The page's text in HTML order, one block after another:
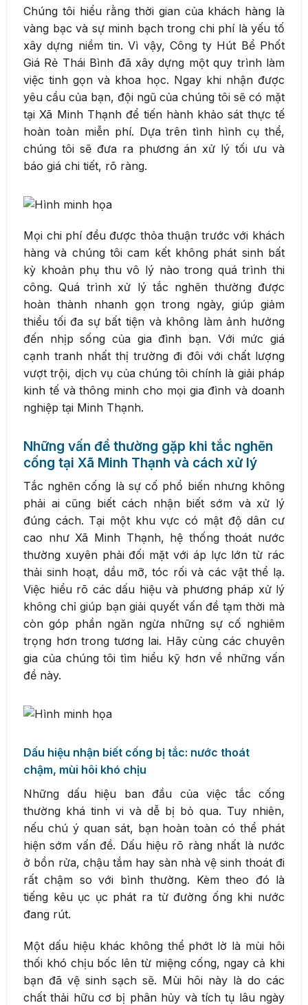
Chúng tôi hiểu rằng thời gian của khách hàng là
vàng bạc và sự minh bạch trong chi phí là yếu tố
xây dựng niềm tin. Vì vậy, Công ty Hút Bể Phốt
Giá Rẻ Thái Bình đã xây dựng một quy trình làm
việc tinh gọn và khoa học. Ngay khi nhận được
yêu cầu của bạn, đội ngũ của chúng tôi sẽ có mặt
tại Xã Minh Thạnh để tiến hành khảo sát thực tế
hoàn toàn miễn phí. Dựa trên tình hình cụ thể,
chúng tôi sẽ đưa ra phương án xử lý tối ưu và
báo giá chi tiết, rõ ràng.
Mọi chi phí đều được thỏa thuận trước với khách
hàng và chúng tôi cam kết không phát sinh bất
kỳ khoản phụ thu vô lý nào trong quá trình thi
công. Quá trình xử lý tắc nghẽn thường được
hoàn thành nhanh gọn trong ngày, giúp giảm
thiểu tối đa sự bất tiện và không làm ảnh hưởng
đến nhịp sống của gia đình bạn. Với mức giá
cạnh tranh nhất thị trường đi đôi với chất lượng
vượt trội, dịch vụ của chúng tôi chính là giải pháp
kinh tế và thông minh cho mọi gia đình và doanh
nghiệp tại Minh Thạnh.
Những vấn đề thường gặp khi tắc nghẽn
cống tại Xã Minh Thạnh và cách xử lý
Tắc nghẽn cống là sự cố phổ biến nhưng không
phải ai cũng biết cách nhận biết sớm và xử lý
đúng cách. Tại một khu vực có mật độ dân cư
cao như Xã Minh Thạnh, hệ thống thoát nước
thường xuyên phải đối mặt với áp lực lớn từ rác
thải sinh hoạt, dầu mỡ, tóc rối và các vật thể lạ.
Việc hiểu rõ các dấu hiệu và phương pháp xử lý
không chỉ giúp bạn giải quyết vấn đề tạm thời mà
còn góp phần ngăn ngừa những sự cố nghiêm
trọng hơn trong tương lai. Hãy cùng các chuyên
gia của chúng tôi tìm hiểu kỹ hơn về những vấn
đề này.
Dấu hiệu nhận biết cống bị tắc: nước thoát
chậm, mùi hôi khó chịu
Những dấu hiệu ban đầu của việc tắc cống
thường khá tinh vi và dễ bị bỏ qua. Tuy nhiên,
nếu chú ý quan sát, bạn hoàn toàn có thể phát
hiện sớm vấn đề. Dấu hiệu rõ ràng nhất là nước
ở bồn rửa, chậu tắm hay sàn nhà vệ sinh thoát đi
rất chậm so với bình thường. Kèm theo đó là
tiếng kêu ục ục phát ra từ đường ống khi nước
đang rút.
Một dấu hiệu khác không thể phớt lờ là mùi hôi
thối khó chịu bốc lên từ miệng cống, ngay cả khi
bạn đã vệ sinh sạch sẽ. Mùi hôi này là do các
chất thải hữu cơ bị phân hủy và tích tụ lâu ngày